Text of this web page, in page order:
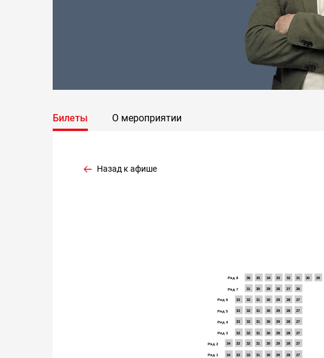
Билеты О мероприятии
Назад к афише
Ряд 1
Ряд 2
Ряд 3
Ряд 4
Ряд 5
Ряд 6
Ряд 7
Ряд 8
27
28
29
30
31
32
33
34
27
28
29
30
31
32
33
34
27
28
29
30
31
32
33
27
28
29
30
31
32
33
27
28
29
30
31
32
33
27
28
29
30
31
32
33
26
27
28
29
30
31
29
30
31
32
33
34
35
36